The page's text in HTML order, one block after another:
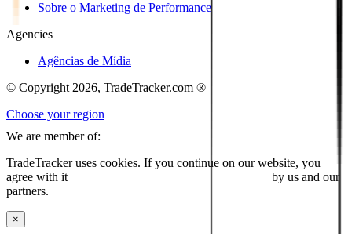
Sobre o Marketing de Performance
Agencies
Agências de Mídia
© Copyright 2026, TradeTracker.com ®
Choose your region
We are member of:
TradeTracker uses cookies. If you continue on our website, you
agree with it
by us and our
partners.
×